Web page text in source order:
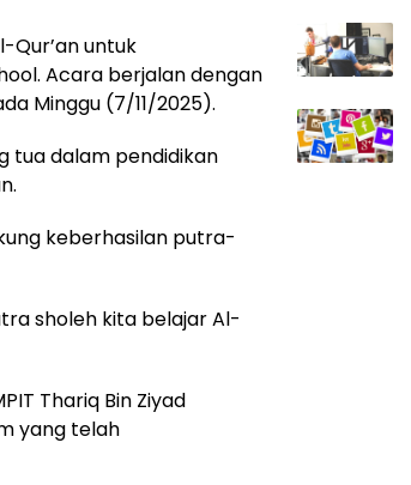
Qur’an untuk
Acara berjalan dengan
Minggu (7/11/2025).
tua dalam pendidikan
keberhasilan putra-
sholeh kita belajar Al-
Thariq Bin Ziyad
yang telah